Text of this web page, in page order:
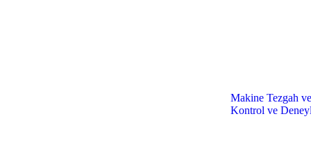
Makine Tezgah
Kontrol ve